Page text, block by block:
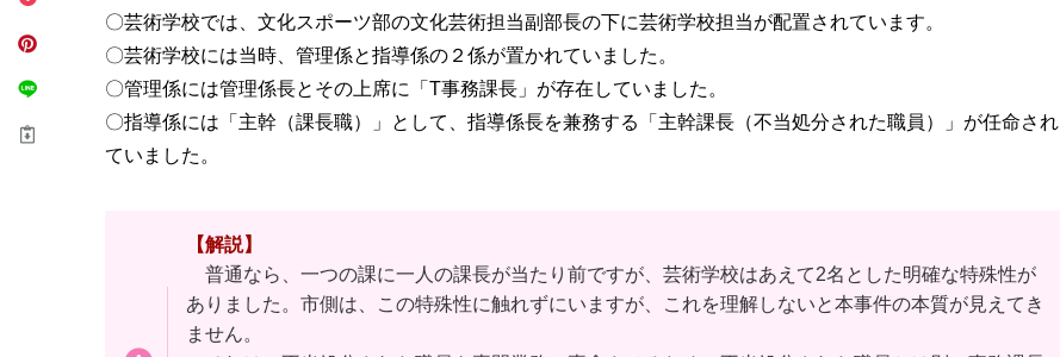
〇芸術学校では、文化スポーツ部の文化芸術担当副部長の下に芸術学校担当が配置されています。
〇芸術学校には当時、管理係と指導係の２係が置かれていました。
〇管理係には管理係長とその上席に「T事務課長」が存在していました。
〇指導係には「主幹（課長職）」として、指導係長を兼務する「主幹課長（不当処分された職員）」が任命され
ていました。
【解説】
普通なら、一つの課に一人の課長が当たり前ですが、芸術学校はあえて2名とした明確な特殊性が
ありました。市側は、この特殊性に触れずにいますが、これを理解しないと本事件の本質が見えてき
ません。